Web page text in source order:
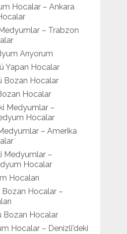
Hocalar – Ankara
– Trabzon
Arıyorum
Yapan Hocalar
Bozan Hocalar
Hocalar
Medyumlar –
Hocalar
– Amerika
Medyumlar –
Hocalar
Hocaları
Hocalar –
Bozan Hocalar
Hocalar – Denizli’deki